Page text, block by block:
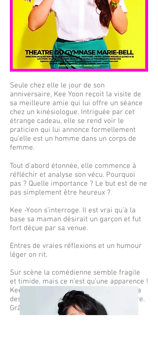
Seule chez elle le jour de son
anniversaire, Kee Yoon reçoit la visite de
sa meilleure amie qui lui offre un séance
chez un kinésiologue. Intriguée par cet
étrange cadeau, elle se rend voir le
praticien qui lui annonce formellement
qu’elle est un homme dans un corps de
femme.
Tout d’abord étonnée, elle commence à
réfléchir et analyse son vécu. Pourquoi
pas ? Quelle importance ? Le but est de ne
pas simplement être heureux ?
Kee -Yoon s’interroge. Il est vrai qu’à la
base sa maman désirait un garçon et fut
fort déçue par sa venue.
Entres de vraies réflexions et un humour
léger on rit.
Sur scène la comédienne semble fragile
et timide, mais ce n’est qu’une apparence !
Kee Yoon a une vraie personnalité, elle a
des choses à dire, d’autres à comprendre.
Grâce à son humour et son sourire elle
captive.